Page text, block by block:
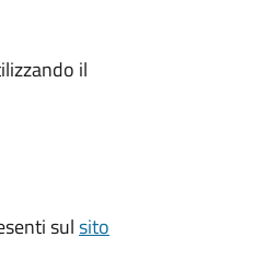
il
sulsito